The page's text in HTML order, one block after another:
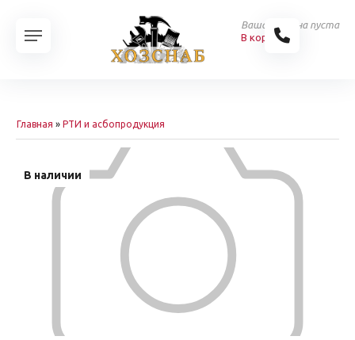
Ваша корзина пуста
В корзину
Главная » РТИ и асбопродукция
В наличии